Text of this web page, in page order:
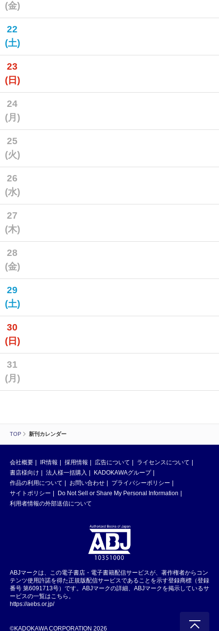
TOP 新刊カレンダー
(金)
22
(土)
23
(日)
24
(月)
25
(火)
26
(水)
27
(木)
28
(金)
29
(土)
30
(日)
31
(月)
会社概要 IR情報 採用情報 広告について
ライセンスについて
書店様向け
法人様一括購入
KADOKAWAグループ
作品の利用について
お問い合わせ
プライバシーポリシー
サイトポリシー
Do Not Sell or Share My Personal Information
利用者情報の外部送信について
ABJマークは、この電子書店・電子書籍配信サービスが、著作権者からコン
テンツ使用許諾を得た正規版配信サービスであることを示す登録商標（登録
番号 第6091713号）です。ABJマークの詳細、ABJマークを掲示しているサ
ービスの一覧はこちら。
https://aebs.or.jp/
©KADOKAWA CORPORATION 2026